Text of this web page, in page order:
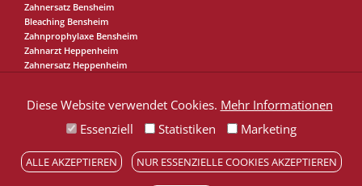
Zahnersatz Bensheim
Bleaching Bensheim
Zahnprophylaxe Bensheim
Zahnarzt Heppenheim
Zahnersatz Heppenheim
Diese Website verwendet Cookies. Mehr Informationen
Essenziell
Statistiken Marketing
ALLE AKZEPTIEREN NUR ESSENZIELLE COOKIES AKZEPTIEREN
unserer Praxis